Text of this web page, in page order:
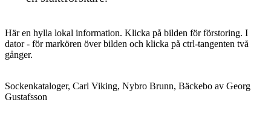
Här en hylla lokal information. Klicka på bilden för förstoring. I
dator - för markören över bilden och klicka på ctrl-tangenten två
gånger.
Sockenkataloger, Carl Viking, Nybro Brunn, Bäckebo av Georg
Gustafsson